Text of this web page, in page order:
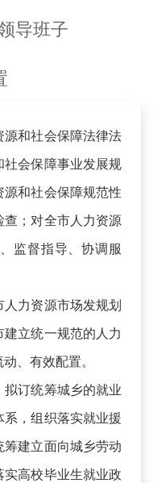
导班子
和社会保障法律法
会保障事业发展规
和社会保障规范性
；对全市人力资源
监督指导、协调服
力资源市场发规划
立统一规范的人力
、有效配置。
订统筹城乡的就业
，组织落实就业援
建立面向城乡劳动
高校毕业生就业政